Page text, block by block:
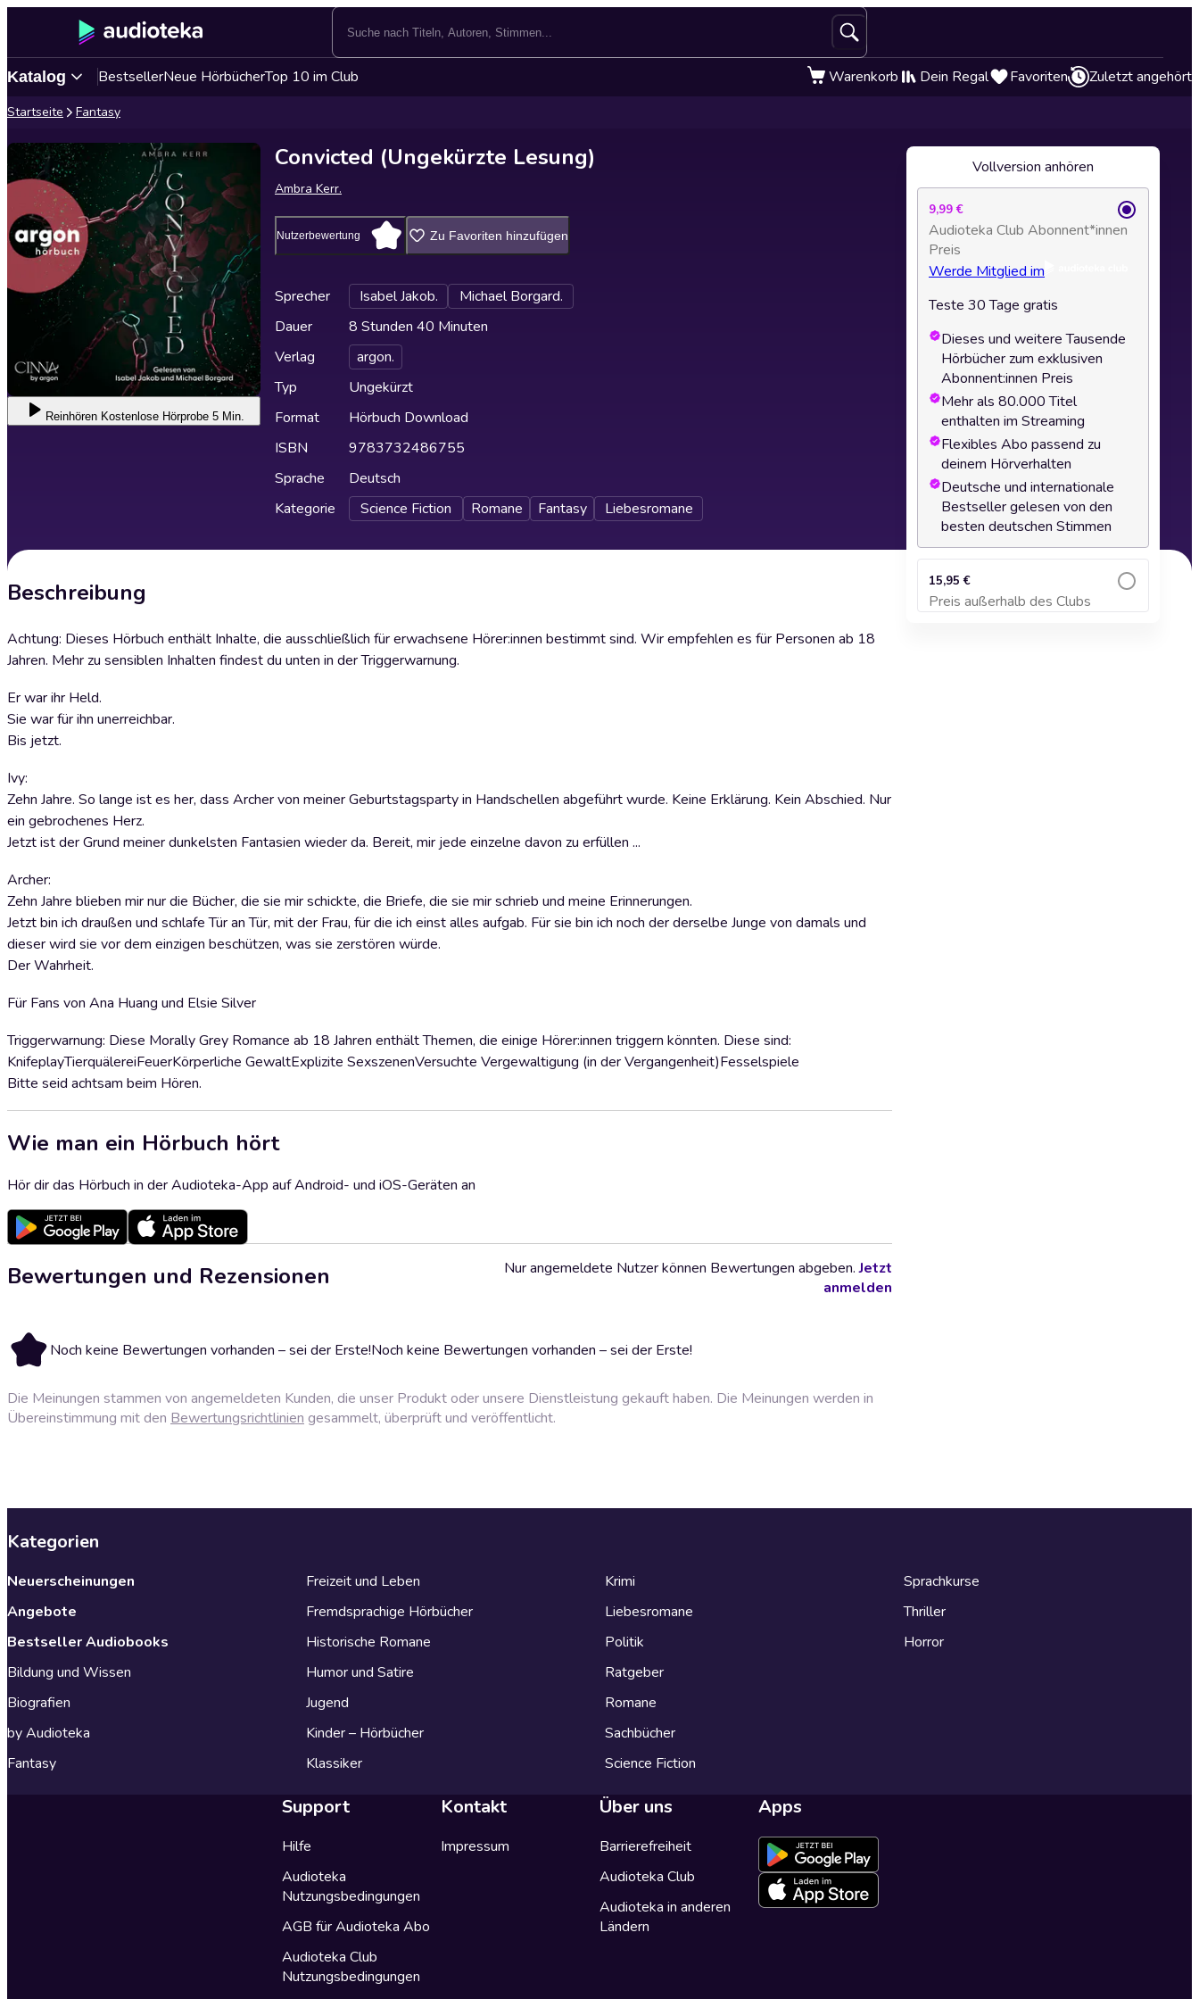
Katalog BestsellerNeue HörbücherTop 10 im Club Warenkorb Dein Regal Favoriten Zuletzt angehört
Startseite Fantasy
Reinhören Kostenlose Hörprobe 5 Min.
Convicted (Ungekürzte Lesung)
Ambra Kerr.
Nutzerbewertung Zu Favoriten hinzufügen
Sprecher Isabel Jakob.
Michael Borgard.
Dauer
8 Stunden 40 Minuten
Verlag
argon.
Typ
Ungekürzt
Format
Hörbuch Download
ISBN
9783732486755
Sprache
Deutsch
Kategorie
Science Fiction Romane Fantasy Liebesromane
Beschreibung
Achtung: Dieses Hörbuch enthält Inhalte, die ausschließlich für erwachsene Hörer:innen bestimmt sind. Wir empfehlen es für Personen ab 18
Jahren. Mehr zu sensiblen Inhalten findest du unten in der Triggerwarnung.
Er war ihr Held.
Sie war für ihn unerreichbar.
Bis jetzt.
Ivy:
Zehn Jahre. So lange ist es her, dass Archer von meiner Geburtstagsparty in Handschellen abgeführt wurde. Keine Erklärung. Kein Abschied. Nur
ein gebrochenes Herz.
Jetzt ist der Grund meiner dunkelsten Fantasien wieder da. Bereit, mir jede einzelne davon zu erfüllen ...
Archer:
Zehn Jahre blieben mir nur die Bücher, die sie mir schickte, die Briefe, die sie mir schrieb und meine Erinnerungen.
Jetzt bin ich draußen und schlafe Tür an Tür, mit der Frau, für die ich einst alles aufgab. Für sie bin ich noch der derselbe Junge von damals und
dieser wird sie vor dem einzigen beschützen, was sie zerstören würde.
Der Wahrheit.
Für Fans von Ana Huang und Elsie Silver
Triggerwarnung: Diese Morally Grey Romance ab 18 Jahren enthält Themen, die einige Hörer:innen triggern könnten. Diese sind:
KnifeplayTierquälereiFeuerKörperliche GewaltExplizite SexszenenVersuchte Vergewaltigung (in der Vergangenheit)Fesselspiele
Bitte seid achtsam beim Hören.
Wie man ein Hörbuch hört
Hör dir das Hörbuch in der Audioteka-App auf Android- und iOS-Geräten an
Bewertungen und Rezensionen
Noch keine Bewertungen vorhanden – sei der Erste!Noch keine Bewertungen vorhanden – sei der Erste!
Nur angemeldete Nutzer können Bewertungen abgeben.Jetzt
anmelden
Die Meinungen stammen von angemeldeten Kunden, die unser Produkt oder unsere Dienstleistung gekauft haben. Die Meinungen werden in
Übereinstimmung mit den Bewertungsrichtlinien gesammelt, überprüft und veröffentlicht.
Vollversion anhören
9,99 €
Audioteka Club Abonnent*innen
Preis
Werde Mitglied im
Teste 30 Tage gratis
Dieses und weitere Tausende
Hörbücher zum exklusiven
Abonnent:innen Preis
Mehr als 80.000 Titel
enthalten im Streaming
Flexibles Abo passend zu
deinem Hörverhalten
Deutsche und internationale
Bestseller gelesen von den
besten deutschen Stimmen
15,95 €
Preis außerhalb des Clubs
Zum Warenkorb hinzufügen
Kategorien
Neuerscheinungen
Angebote
Bestseller Audiobooks
Bildung und Wissen
Biografien
by Audioteka
Fantasy
Freizeit und Leben
Fremdsprachige Hörbücher
Historische Romane
Humor und Satire
Jugend
Kinder – Hörbücher
Klassiker
Krimi
Liebesromane
Politik
Ratgeber
Romane
Sachbücher
Science Fiction
Sprachkurse
Thriller
Horror
Support
Hilfe
Audioteka
Nutzungsbedingungen
AGB für Audioteka Abo
Audioteka Club
Nutzungsbedingungen
Kontakt
Impressum
Über uns
Barrierefreiheit
Audioteka Club
Audioteka in anderen
Ländern
Apps